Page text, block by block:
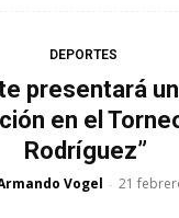
DEPORTES
presentará
en el
Rodríguez”
Vogel - 21